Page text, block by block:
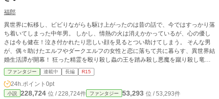
福郎
異世界に転移し、ビビりながらも駆け上がったのは昔の話で、今ではすっかり落
ち着いてしまった中年男。 しかし、情熱の火は消えかかっているが、心の優し
さは今も健在！泣き付かれたり悲しい顔を見るとつい助けてしまう。 そんな男
が、偶々助けたエルフやダークエルフの女性と恋に落ちて共に暮らす、異世界結
婚生活譚が開幕！ 狂った精霊を殴り殺し蟲の王を踏み殺し悪魔を蹴り殺し竜の
首をねじ切る。 あまりの強さ故に、各地に今も残る大穴や、消し飛んだ山々を
作った張本人であり、まさに歩く災害そのもの。 舞台を去って久しいが、強者
や裏社会の者にとっては未だに恐怖の代名詞！ 彼らにとってそんな男へのルー
ルは一つ。触れるべからず。 『カクヨム』様 『ツギクル』様 『小説家にな
ファンタジー 連載中 長編 R15
24h.ポイント 0pt
小説 228,724 位 / 228,724件 ファンタジー 53,293 位 / 53,293件